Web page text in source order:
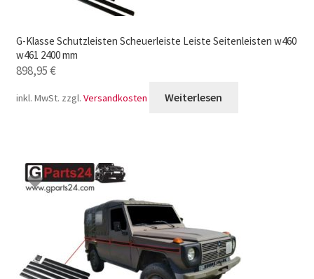
G-Klasse Schutzleisten Scheuerleiste Leiste Seitenleisten w460
w461 2400 mm
898,95€
inkl. MwSt. zzgl. Versandkosten Weiterlesen